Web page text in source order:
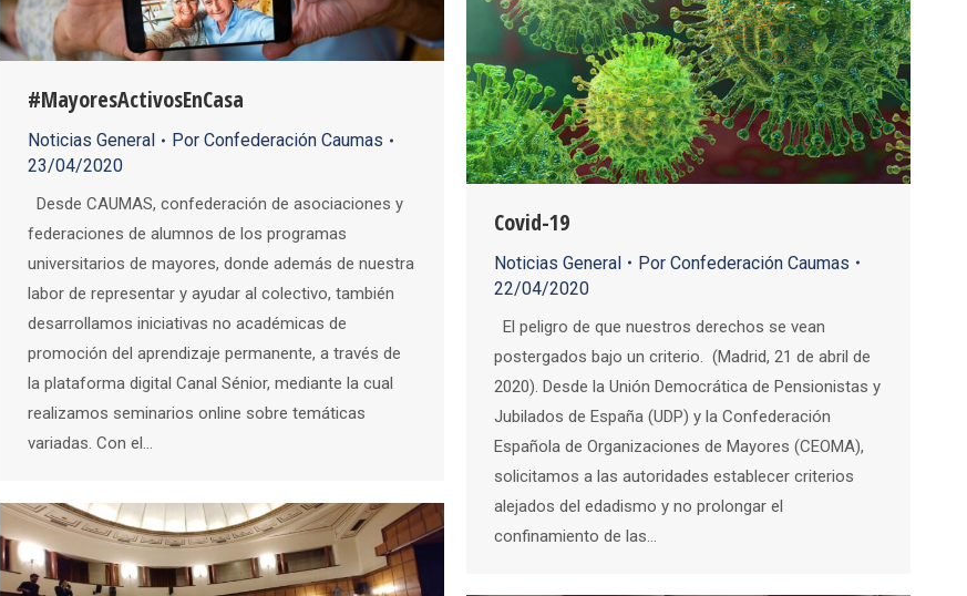
#MayoresActivosEnCasa
Noticias General Por Confederación Caumas
23/04/2020
Desde CAUMAS, confederación de asociaciones y
federaciones de alumnos de los programas
universitarios de mayores, donde además de nuestra
labor de representar y ayudar al colectivo, también
desarrollamos iniciativas no académicas de
promoción del aprendizaje permanente, a través de
la plataforma digital Canal Sénior, mediante la cual
realizamos seminarios online sobre temáticas
variadas. Con el…
Covid-19
Noticias General Por Confederación Caumas
22/04/2020
El peligro de que nuestros derechos se vean
postergados bajo un criterio. (Madrid, 21 de abril de
2020). Desde la Unión Democrática de Pensionistas y
Jubilados de España (UDP) y la Confederación
Española de Organizaciones de Mayores (CEOMA),
solicitamos a las autoridades establecer criterios
alejados del edadismo y no prolongar el
confinamiento de las…